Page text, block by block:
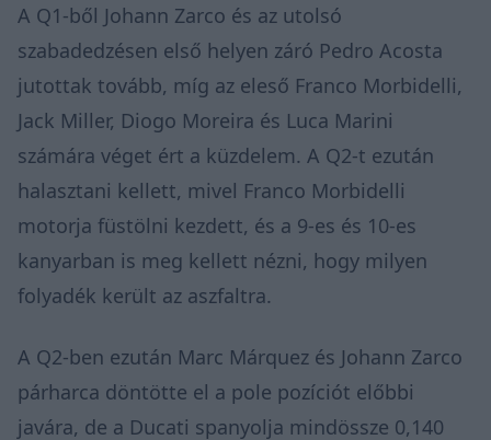
A Q1-ből Johann Zarco és az utolsó
szabadedzésen első helyen záró Pedro Acosta
jutottak tovább, míg az eleső Franco Morbidelli,
Jack Miller, Diogo Moreira és Luca Marini
számára véget ért a küzdelem. A Q2-t ezután
halasztani kellett, mivel Franco Morbidelli
motorja füstölni kezdett, és a 9-es és 10-es
kanyarban is meg kellett nézni, hogy milyen
folyadék került az aszfaltra.
A Q2-ben ezután Marc Márquez és Johann Zarco
párharca döntötte el a pole pozíciót előbbi
javára, de a Ducati spanyolja mindössze 0,140